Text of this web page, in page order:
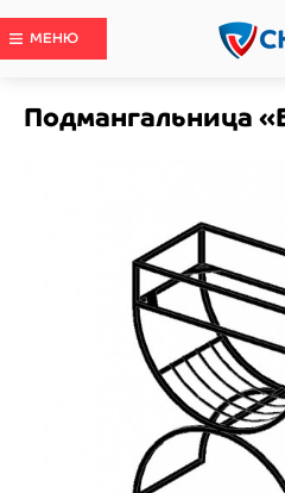
МЕНЮ
Подмангальница